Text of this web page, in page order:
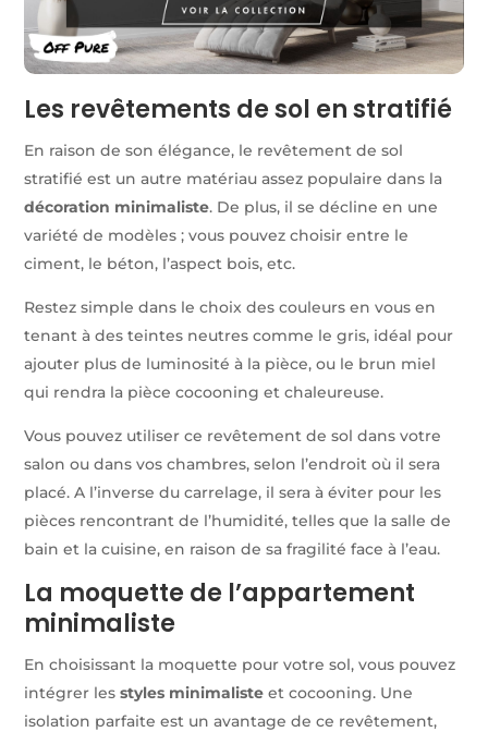
Les revêtements de sol en stratifié
En raison de son élégance, le revêtement de sol
stratifié est un autre matériau assez populaire dans la
décoration minimaliste. De plus, il se décline en une
variété de modèles ; vous pouvez choisir entre le
ciment, le béton, l’aspect bois, etc.
Restez simple dans le choix des couleurs en vous en
tenant à des teintes neutres comme le gris, idéal pour
ajouter plus de luminosité à la pièce, ou le brun miel
qui rendra la pièce cocooning et chaleureuse.
Vous pouvez utiliser ce revêtement de sol dans votre
salon ou dans vos chambres, selon l’endroit où il sera
placé. A l’inverse du carrelage, il sera à éviter pour les
pièces rencontrant de l’humidité, telles que la salle de
bain et la cuisine, en raison de sa fragilité face à l’eau.
La moquette de l’appartement
minimaliste
En choisissant la moquette pour votre sol, vous pouvez
intégrer lesstyles minimaliste et cocooning. Une
isolation parfaite est un avantage de ce revêtement,